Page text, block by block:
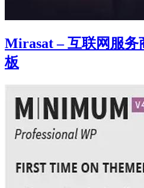
Mirasat – 互联网服
板